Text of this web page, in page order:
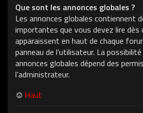
Que sont les annonces globales ?
Les annonces globales contiennent
importantes que vous devez lire dès
apparaissent en haut de chaque
panneau de l’utilisateur. La
annonces globales dépend des
l’administrateur.
Haut